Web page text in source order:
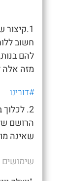
חשוב
להם
מזה אלה
#דורינו
2.
הרושם
שאינה
שימושים